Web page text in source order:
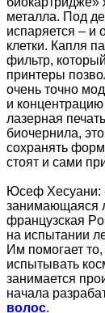
металла. Под
испаряется – и
клетки. Капля
фильтр,
принтеры
очень точно
и концентрацию
лазерная
биочернила,
сохранять
стоят и сами
Юсеф Хесуани:
занимающаяся
французская
на испытании
Им помогает
испытывать
занимается
начала
волос.